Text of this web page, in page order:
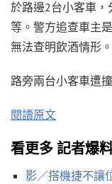
於路邊2台小客車，
等。警方追查車主
無法查明飲酒情形。
路旁兩台小客車遭
閱讀原文
看更多 記者爆
影／搭機捷不讓